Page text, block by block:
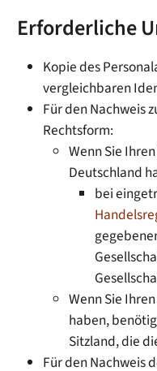
Erforderliche
Kopie des
vergleichbaren
Für den Nachweis
Rechtsform:
Wenn Sie
Deutschland
bei
Wenn Sie
haben,
Sitzland, die
Für den Nachweis